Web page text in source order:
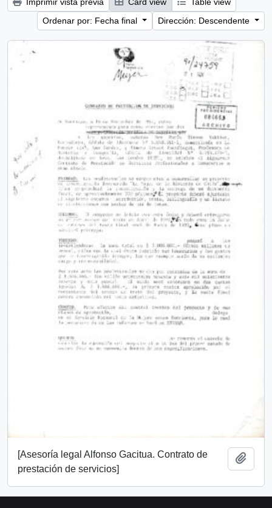
Ordenar por: Fecha final
Dirección: Descendente
[Asesoría legal Alfonso Gacitua. Contrato de
prestación de servicios]